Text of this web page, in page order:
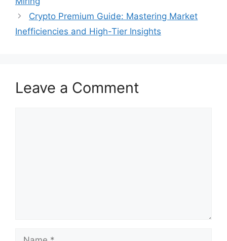
Crypto Premium Guide: Mastering Market
Inefficiencies and High-Tier Insights
Leave a Comment
Name